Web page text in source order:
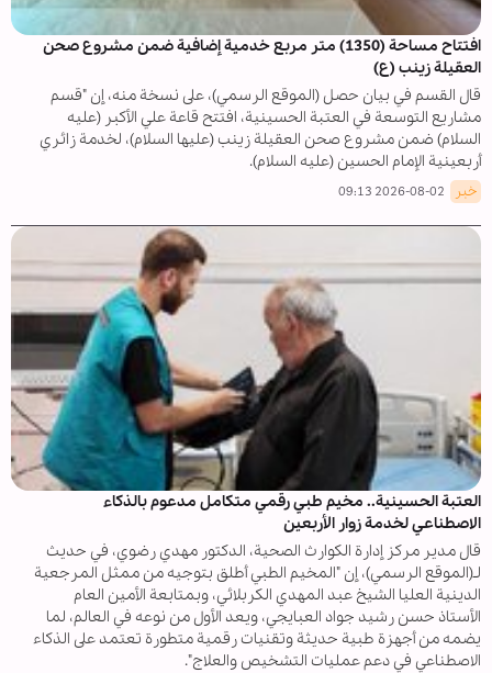
افتتاح مساحة (1350) متر مربع خدمية إضافية ضمن مشروع صحن
العقيلة زينب (ع)
قال القسم في بيان حصل (الموقع الرسمي)، على نسخة منه، إن "قسم
مشاريع التوسعة في العتبة الحسينية، افتتح قاعة علي الأكبر (عليه
السلام) ضمن مشروع صحن العقيلة زينب (عليها السلام)، لخدمة زائري
أربعينية الإمام الحسين (عليه السلام).
خبر 2026-08-02 09:13
العتبة الحسينية.. مخيم طبي رقمي متكامل مدعوم بالذكاء
الاصطناعي لخدمة زوار الأربعين
قال مدير مركز إدارة الكوارث الصحية، الدكتور مهدي رضوي، في حديث
لـ(الموقع الرسمي)، إن "المخيم الطبي أطلق بتوجيه من ممثل المرجعية
الدينية العليا الشيخ عبد المهدي الكربلائي، وبمتابعة الأمين العام
الأستاذ حسن رشيد جواد العبايجي، ويعد الأول من نوعه في العالم، لما
يضمه من أجهزة طبية حديثة وتقنيات رقمية متطورة تعتمد على الذكاء
الاصطناعي في دعم عمليات التشخيص والعلاج".